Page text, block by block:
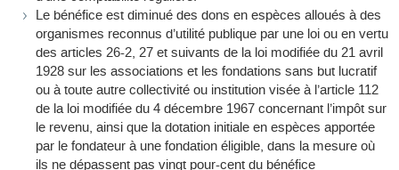
Le bénéfice est diminué des dons en espèces alloués à des
organismes reconnus d’utilité publique par une loi ou en vertu
des articles 26-2, 27 et suivants de la loi modifiée du 21 avril
1928 sur les associations et les fondations sans but lucratif
ou à toute autre collectivité ou institution visée à l’article 112
de la loi modifiée du 4 décembre 1967 concernant l’impôt sur
le revenu, ainsi que la dotation initiale en espèces apportée
par le fondateur à une fondation éligible, dans la mesure où
ils ne dépassent pas vingt pour-cent du bénéfice